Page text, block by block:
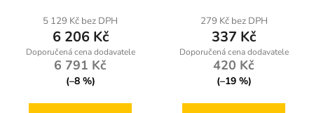
5 129 Kč bez DPH
6 206 Kč
6 791 Kč
(–8 %)
279 Kč bez DPH
337 Kč
420 Kč
(–19 %)